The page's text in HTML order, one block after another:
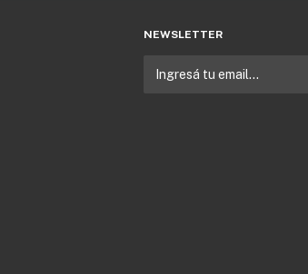
NEWSLETTER